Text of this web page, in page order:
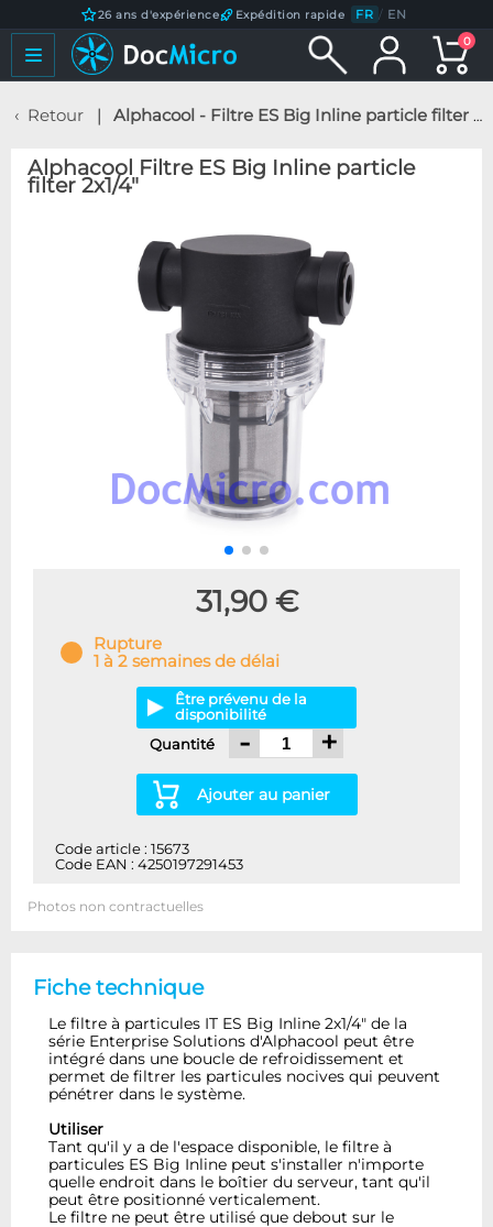
26 ans d'expérience Expédition rapide FR / EN
0
Retour Alphacool - Filtre ES Big Inline particle filter 2x1/4"
Alphacool Filtre ES Big Inline particle
filter 2x1/4"
31,90 €
Rupture
1 à 2 semaines de délai
Être prévenu de la
disponibilité
Quantité
- +
Ajouter au panier
Code article : 15673
Code EAN : 4250197291453
Photos non contractuelles
Fiche technique
Le filtre à particules IT ES Big Inline 2x1/4" de la
série Enterprise Solutions d'Alphacool peut être
intégré dans une boucle de refroidissement et
permet de filtrer les particules nocives qui peuvent
pénétrer dans le système.
Utiliser
Tant qu'il y a de l'espace disponible, le filtre à
particules ES Big Inline peut s'installer n'importe
quelle endroit dans le boîtier du serveur, tant qu'il
peut être positionné verticalement.
Le filtre ne peut être utilisé que debout sur le